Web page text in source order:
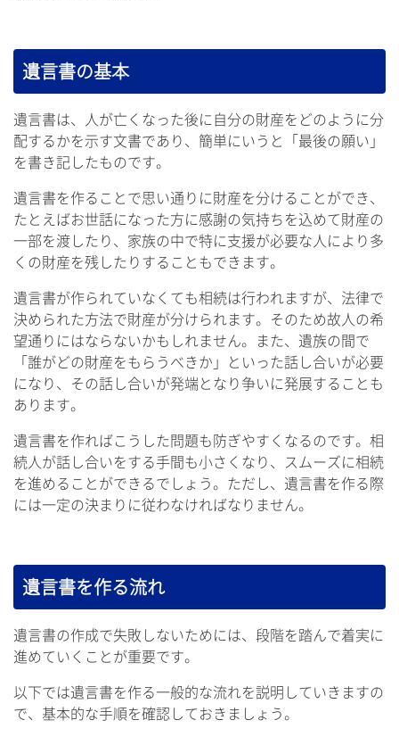
遺言書の基本
遺言書は、人が亡くなった後に自分の財産をどのように分
配するかを示す文書であり、簡単にいうと「最後の願い」
を書き記したものです。
遺言書を作ることで思い通りに財産を分けることができ、
たとえばお世話になった方に感謝の気持ちを込めて財産の
一部を渡したり、家族の中で特に支援が必要な人により多
くの財産を残したりすることもできます。
遺言書が作られていなくても相続は行われますが、法律で
決められた方法で財産が分けられます。そのため故人の希
望通りにはならないかもしれません。また、遺族の間で
「誰がどの財産をもらうべきか」といった話し合いが必要
になり、その話し合いが発端となり争いに発展することも
あります。
遺言書を作ればこうした問題も防ぎやすくなるのです。相
続人が話し合いをする手間も小さくなり、スムーズに相続
を進めることができるでしょう。ただし、遺言書を作る際
には一定の決まりに従わなければなりません。
遺言書を作る流れ
遺言書の作成で失敗しないためには、段階を踏んで着実に
進めていくことが重要です。
以下では遺言書を作る一般的な流れを説明していきますの
で、基本的な手順を確認しておきましょう。